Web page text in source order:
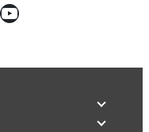
YouTube